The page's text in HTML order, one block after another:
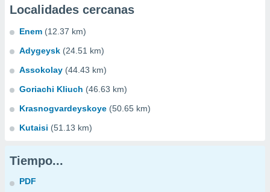
Localidades cercanas
Enem (12.37 km)
Adygeysk (24.51 km)
Assokolay (44.43 km)
Goriachi Kliuch (46.63 km)
Krasnogvardeyskoye (50.65 km)
Kutaisi (51.13 km)
Tiempo...
PDF